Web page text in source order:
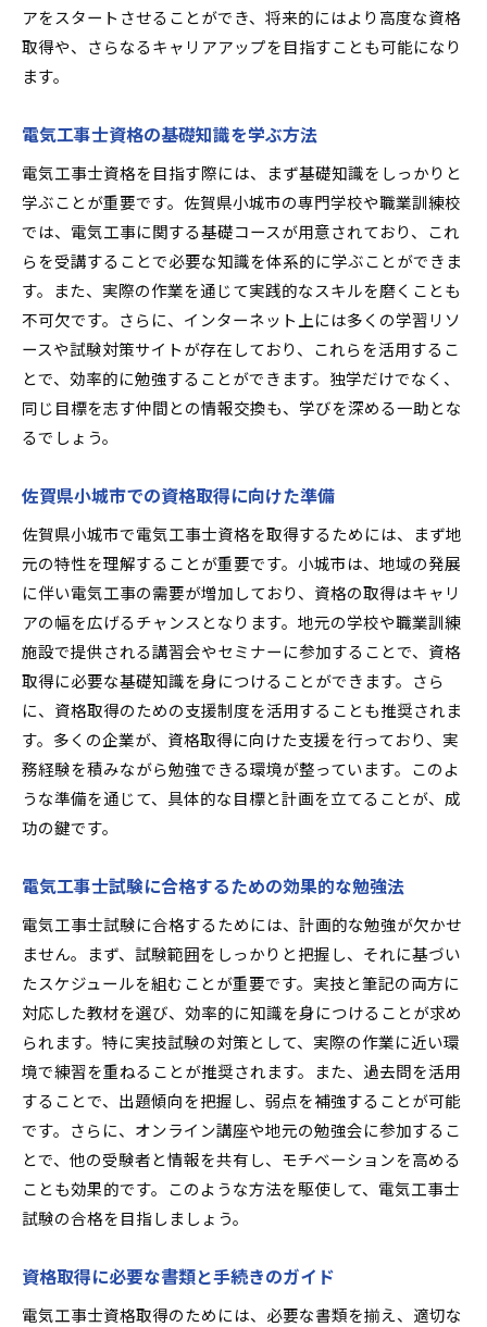
仕事を通じて学ぶスキルと経験
キャリアの初期段階で重要な資格と技術
資格取得がもたらすキャリアの広がり
佐賀県小城市での昇進チャンスを増やす方法
電気工事士資格が開く新たな業務範囲
高度な資格で得られる専門技術の価値
資格取得後に挑戦できるプロジェクト
キャリア成長のために継続的に学ぶ重要性
電気工事のスキルを磨き佐賀県小城市で未来を切り
開く
現場での実践を通じてスキルを向上させる方法
継続的なスキルアップが求められる理由
佐賀県小城市でのトレーニング施設とリソース
成功する電気工事士に必要なソフトスキル
未来のキャリアを築くための自己改善計画
地元佐賀県小城市で需要の高い電気工事の専門技術
を習得する
地元企業が求める専門技術とは
需要の高い技術を学ぶための教育機関
佐賀県小城市での専門技術を活かした成功事例
最新の電気工事技術に関するトレンド
地域でのキャリアに役立つ技術研修
電気工事士資格が佐賀県小城市でのキャリアの扉を
資格がもたらす地元での信頼と認知度
資格取得後に得られる地域での業務拡大
佐賀県小城市での資格保有者の成功事例
地元ネットワークを活用したキャリアブースト
電気工事業界における資格の重要性
資格取得が可能にする地元での新たな挑戦
佐賀県小城市での電気工事士のキャリアパスを描く
キャリアの選択肢を広げるためのステップ
佐賀県小城市でのキャリアプランニング
電気工事業界でのキャリアの変遷と展望
地域でのプロフェッショナルなキャリアパス
アをスタートさせることができ、将来的にはより高度な資格
取得や、さらなるキャリアアップを目指すことも可能になり
ます。
電気工事士資格の基礎知識を学ぶ方法
電気工事士資格を目指す際には、まず基礎知識をしっかりと
学ぶことが重要です。佐賀県小城市の専門学校や職業訓練校
では、電気工事に関する基礎コースが用意されており、これ
らを受講することで必要な知識を体系的に学ぶことができま
す。また、実際の作業を通じて実践的なスキルを磨くことも
不可欠です。さらに、インターネット上には多くの学習リソ
ースや試験対策サイトが存在しており、これらを活用するこ
とで、効率的に勉強することができます。独学だけでなく、
同じ目標を志す仲間との情報交換も、学びを深める一助とな
るでしょう。
佐賀県小城市での資格取得に向けた準備
佐賀県小城市で電気工事士資格を取得するためには、まず地
元の特性を理解することが重要です。小城市は、地域の発展
に伴い電気工事の需要が増加しており、資格の取得はキャリ
アの幅を広げるチャンスとなります。地元の学校や職業訓練
施設で提供される講習会やセミナーに参加することで、資格
取得に必要な基礎知識を身につけることができます。さら
に、資格取得のための支援制度を活用することも推奨されま
す。多くの企業が、資格取得に向けた支援を行っており、実
務経験を積みながら勉強できる環境が整っています。このよ
うな準備を通じて、具体的な目標と計画を立てることが、成
功の鍵です。
電気工事士試験に合格するための効果的な勉強法
電気工事士試験に合格するためには、計画的な勉強が欠かせ
ません。まず、試験範囲をしっかりと把握し、それに基づい
たスケジュールを組むことが重要です。実技と筆記の両方に
対応した教材を選び、効率的に知識を身につけることが求め
られます。特に実技試験の対策として、実際の作業に近い環
境で練習を重ねることが推奨されます。また、過去問を活用
することで、出題傾向を把握し、弱点を補強することが可能
です。さらに、オンライン講座や地元の勉強会に参加するこ
とで、他の受験者と情報を共有し、モチベーションを高める
ことも効果的です。このような方法を駆使して、電気工事士
試験の合格を目指しましょう。
資格取得に必要な書類と手続きのガイド
電気工事士資格取得のためには、必要な書類を揃え、適切な